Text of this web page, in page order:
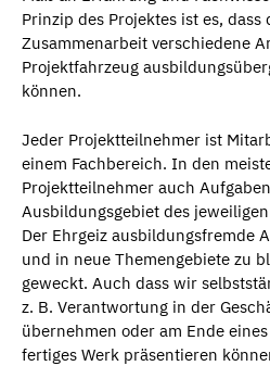
Prinzip des Projektes ist es, dass
Zusammenarbeit verschiedene
Projektfahrzeug
können.
Jeder Projektteilnehmer ist
einem Fachbereich. In den
Projektteilnehmer auch
Ausbildungsgebiet des
Der Ehrgeiz ausbildungsfremde
und in neue Themengebiete zu
geweckt. Auch dass wir
z. B. Verantwortung in der
übernehmen oder am Ende
fertiges Werk präsentieren